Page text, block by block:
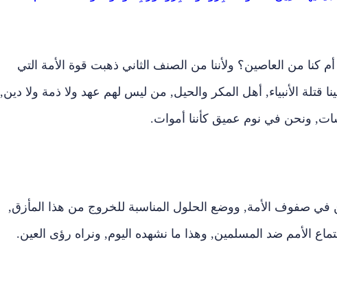
من العاصين؟ ولأننا من الصنف الثاني ذهبت قوة الأمة التي
قتلة الأنبياء, أهل المكر والحيل, من ليس لهم عهد ولا ذمة ولا دين,
ونحن في نوم عميق كأننا أموات.
في صفوف الأمة, ووضع الحلول المناسبة للخروج من هذا المأزق,
الأمم ضد المسلمين, وهذا ما نشهده اليوم, ونراه رؤى العين.